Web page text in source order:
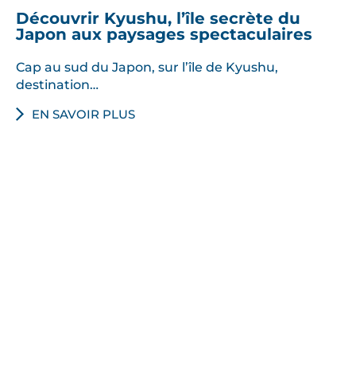
Découvrir Kyushu, l’île secrète du
Japon aux paysages spectaculaires
Cap au sud du Japon, sur l’île de Kyushu,
destination…
EN SAVOIR PLUS